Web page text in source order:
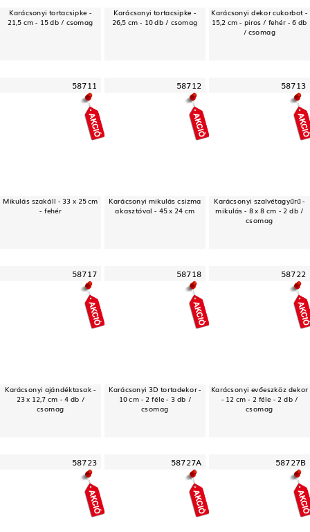
Karácsonyi tortacsipke -
21,5 cm - 15 db / csomag
Karácsonyi tortacsipke -
26,5 cm - 10 db / csomag
Karácsonyi dekor cukorbot -
15,2 cm - piros / fehér - 6 db
/ csomag
58711
Mikulás szakáll - 33 x 25 cm
- fehér
58712
Karácsonyi mikulás csizma
akasztóval - 45 x 24 cm
58713
Karácsonyi szalvétagyűrű -
mikulás - 8 x 8 cm - 2 db /
csomag
58717
Karácsonyi ajándéktasak -
23 x 12,7 cm - 4 db /
csomag
58718
Karácsonyi 3D tortadekor -
10 cm - 2 féle - 3 db /
csomag
58722
Karácsonyi evőeszköz dekor
- 12 cm - 2 féle - 2 db /
csomag
58723 58727A 58727B